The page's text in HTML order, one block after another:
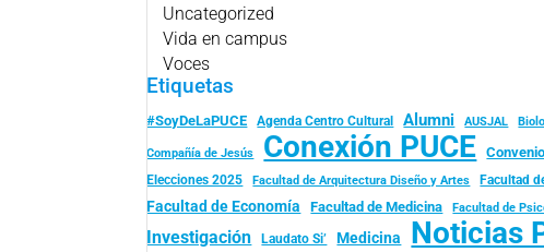
Uncategorized
Vida en campus
Voces
Etiquetas
#SoyDeLaPUCE Agenda Centro Cultural Alumni AUSJAL
Compañía de Jesús Conexión PUCE Convenio
Elecciones 2025
Facultad de Arquitectura Diseño y Artes Facultad
Facultad de Economía Facultad de Medicina Facultad de
Investigación Laudato Si’ Medicina Noticias